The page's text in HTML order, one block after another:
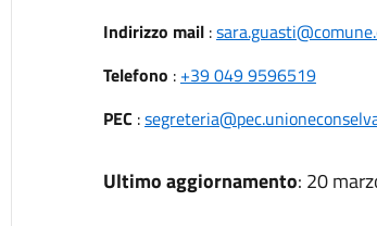
Indirizzo mail:
Telefono : +39 049 9596519
PEC :
Ultimo aggiornamento: 20